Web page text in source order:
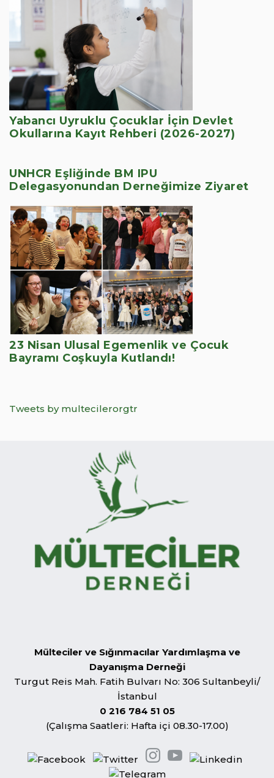
Yabancı Uyruklu Çocuklar İçin Devlet
Okullarına Kayıt Rehberi (2026-2027)
UNHCR Eşliğinde BM IPU
Delegasyonundan Derneğimize Ziyaret
23 Nisan Ulusal Egemenlik ve Çocuk
Bayramı Coşkuyla Kutlandı!
Tweets by multecilerorgtr
Mülteciler ve Sığınmacılar Yardımlaşma ve
Dayanışma Derneği
Turgut Reis Mah. Fatih Bulvarı No: 306 Sultanbeyli/
İstanbul
0 216 784 51 05
(Çalışma Saatleri: Hafta içi 08.30-17.00)